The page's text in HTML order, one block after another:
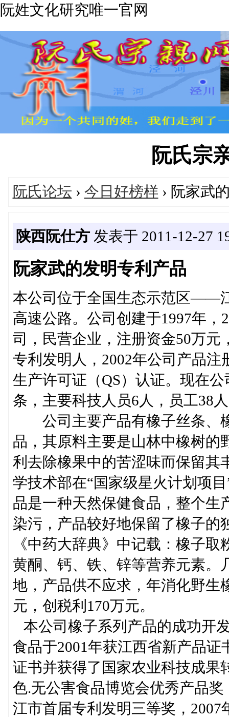
阮姓文化研究唯一官网
阮氏宗
阮氏论坛 › 今日好榜样 › 阮家武
陕西阮仕方发表于 2011-12-27
阮家武的发明专利产品
本公司位于全国生态示范区——
高速公路。公司创建于1997年
司，民营企业，注册资金50万
专利发明人，2002年公司产品注
生产许可证（QS）认证。现在
条，主要科技人员6人，员工38
公司主要产品有橡子丝条、
品，其原料主要是山林中橡树的
利去除橡果中的苦涩味而保留其
学技术部在“国家级星火计划项
品是一种天然保健食品，整个生
染污，产品较好地保留了橡子的
《中药大辞典》中记载：橡子
黄酮、钙、铁、锌等营养元素。
地，产品供不应求，年消化野生
元，创税利170万元。
本公司橡子系列产品的成功开
食品于2001年获江西省新产品
证书并获得了国家农业科技成果
色.无公害食品博览会优秀产品
江市首届专利发明三等奖，